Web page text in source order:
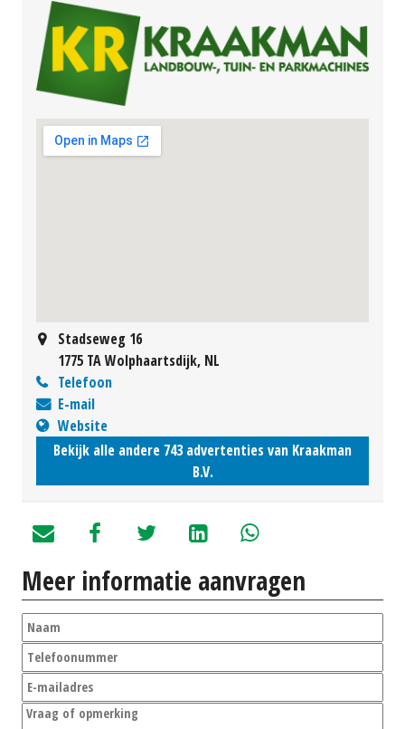
Stadseweg 16
1775 TA Wolphaartsdijk, NL
Telefoon
E-mail
Website
Bekijk alle andere 743 advertenties van Kraakman
B.V.
Meer informatie aanvragen